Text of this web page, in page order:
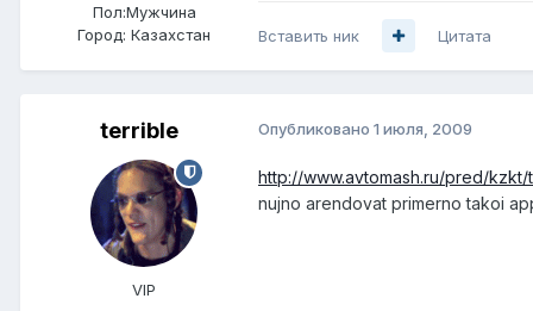
Пол:Мужчина
Город: Казахстан Вставить ник Цитата
terrible
VIP
Опубликовано 1 июля, 2009
http://www.avtomash.ru/pred/kzkt/
nujno arendovat primerno takoi